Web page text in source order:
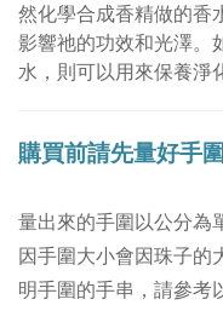
然化學合成香精做的香
影響祂的功效和光澤。
水，則可以用來保養淨
購買前請先量好手
量出來的手圍以公分為
因手圍大小會因珠子的
明手圍的手串，請參考